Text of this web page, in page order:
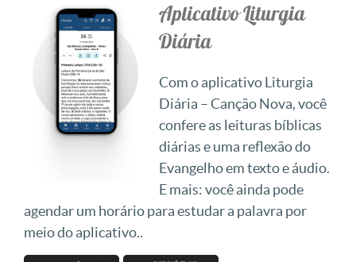
Aplicativo Liturgia
Diária
Com o aplicativo Liturgia
Diária – Canção Nova, você
confere as leituras bíblicas
diárias e uma reflexão do
Evangelho em texto e áudio.
E mais: você ainda pode
agendar um horário para estudar a palavra por
meio do aplicativo..